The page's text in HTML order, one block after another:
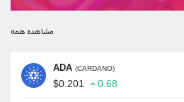
مشاهده همه
ADA (CARDANO)
$0.201 0.68